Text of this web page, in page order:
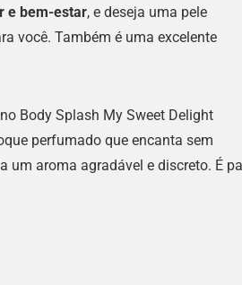
e bem-estar, e deseja uma pele
você. Também é uma excelente
Body Splash My Sweet Delight
perfumado que encanta sem
um aroma agradável e discreto. É